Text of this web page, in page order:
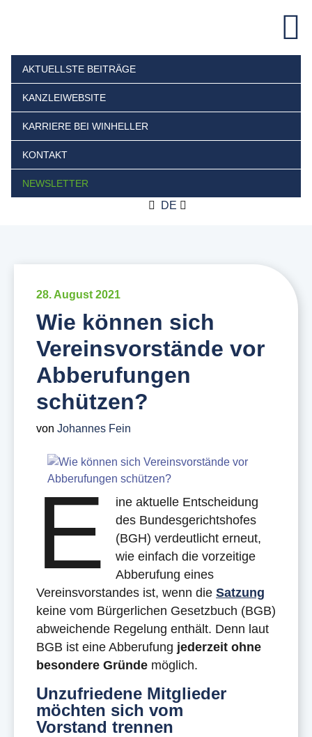
AKTUELLSTE BEITRÄGE
KANZLEIWEBSITE
KARRIERE BEI WINHELLER
KONTAKT
NEWSLETTER
DE
28. August 2021
Wie können sich
Vereinsvorstände vor
Abberufungen
schützen?
von Johannes Fein
E
ine aktuelle Entscheidung
des Bundesgerichtshofes
(BGH) verdeutlicht erneut,
wie einfach die vorzeitige
Abberufung eines
Vereinsvorstandes ist, wenn die Satzung
keine vom Bürgerlichen Gesetzbuch (BGB)
abweichende Regelung enthält. Denn laut
BGB ist eine Abberufung jederzeit ohne
besondere Gründe möglich.
Unzufriedene Mitglieder
möchten sich vom
Vorstand trennen